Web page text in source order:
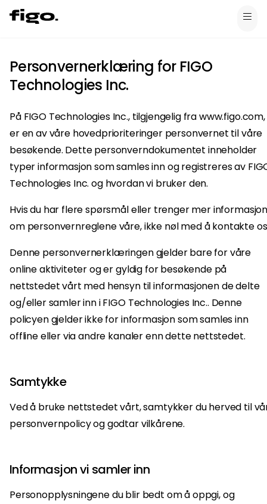
Personvernerklæring for FIGO
Technologies Inc.
På FIGO Technologies Inc., tilgjengelig fra www.figo.com,
er en av våre hovedprioriteringer personvernet til våre
besøkende. Dette personverndokumentet inneholder
typer informasjon som samles inn og registreres av
Technologies Inc. og hvordan vi bruker den.
Hvis du har flere spørsmål eller trenger mer
om personvernreglene våre, ikke nøl med å kontakte
Denne personvernerklæringen gjelder bare for våre
online aktiviteter og er gyldig for besøkende på
nettstedet vårt med hensyn til informasjonen de delte
og/eller samler inn i FIGO Technologies Inc.. Denne
policyen gjelder ikke for informasjon som samles inn
offline eller via andre kanaler enn dette nettstedet.
Samtykke
Ved å bruke nettstedet vårt, samtykker du herved til
personvernpolicy og godtar vilkårene.
Informasjon vi samler inn
Personopplysningene du blir bedt om å oppgi, og